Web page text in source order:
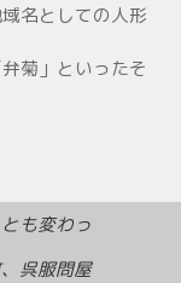
名としての人形
菊」といったそ
も変わっ
呉服問屋